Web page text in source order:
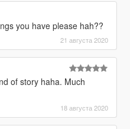
you have please hah??
21 августа 2020
of story haha. Much
18 августа 2020